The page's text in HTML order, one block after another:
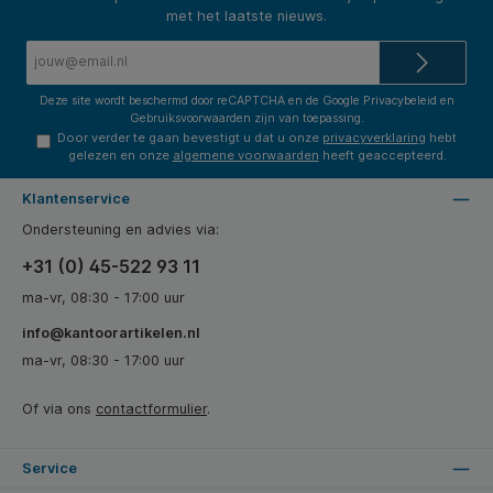
met het laatste nieuws.
Deze site wordt beschermd door reCAPTCHA en de Google Privacybeleid en
Gebruiksvoorwaarden zijn van toepassing.
Door verder te gaan bevestigt u dat u onze privacyverklaring hebt
gelezen en onze algemene voorwaarden heeft geaccepteerd.
Klantenservice
Ondersteuning en advies via:
+31 (0) 45-522 93 11
ma-vr, 08:30 - 17:00 uur
info@kantoorartikelen.nl
ma-vr, 08:30 - 17:00 uur
Of via ons contactformulier.
Service